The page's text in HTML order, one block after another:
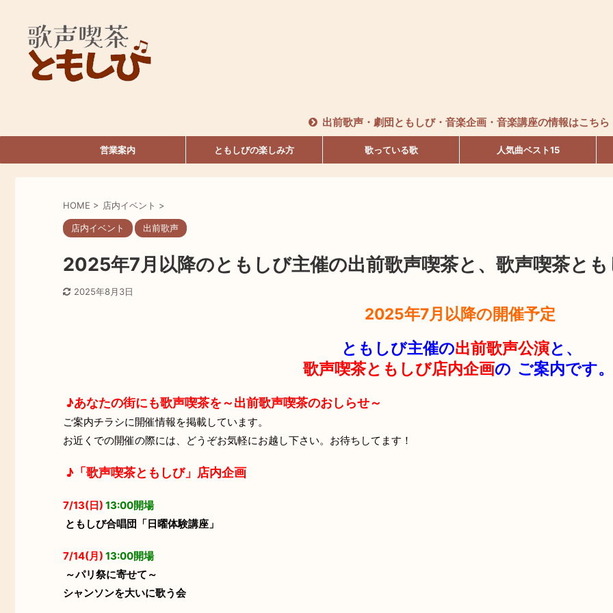
出前歌声・劇団ともしび・音楽企画・音楽講座の情報はこちら
営業案内 ともしびの楽しみ方 歌っている歌 人気曲ベスト15
HOME > 店内イベント >
店内イベント 出前歌声
2025年7月以降のともしび主催の出前歌声喫茶と、歌声喫茶と
2025年8月3日
2025年7月以降の開催予定
ともしび主催の出前歌声公演と、
歌声喫茶ともしび店内企画の ご案内です。
♪あなたの街にも歌声喫茶を～出前歌声喫茶のおしらせ～
ご案内チラシに開催情報を掲載しています。
お近くでの開催の際には、どうぞお気軽にお越し下さい。お待ちしてます！
♪「歌声喫茶ともしび」店内企画
7/13(日) 13:00開場
ともしび合唱団「日曜体験講座」
7/14(月) 13:00開場
～パリ祭に寄せて～
シャンソンを大いに歌う会